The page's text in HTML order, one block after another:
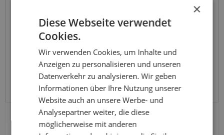
45 x 60 cm. Weißes Relief, Regenbogen, Dekoration
×
Diese Webseite verwendet
Cookies.
Wir verwenden Cookies, um Inhalte und
Anzeigen zu personalisieren und unseren
Datenverkehr zu analysieren. Wir geben
Informationen über Ihre Nutzung unserer
Website auch an unsere Werbe- und
Analysepartner weiter, die diese
möglicherweise mit anderen